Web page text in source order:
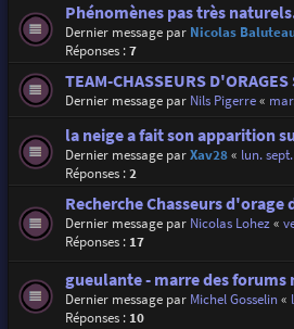
Phénomènes pas très
Dernier message par Nicolas
Réponses :7
TEAM-CHASSEURS
Dernier message par Nils Pigerre«
la neige a fait son apparition
Dernier message parXav28« lun.
Réponses :2
Recherche Chasseurs d'orage
Dernier message par Nicolas Lohez«
Réponses : 17
gueulante - marre des forums
Dernier message par Michel Gosselin«
Réponses : 10